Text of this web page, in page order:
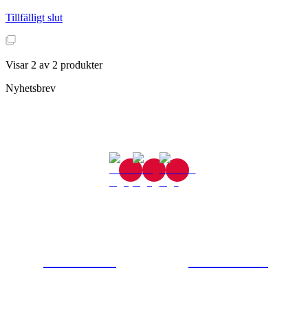
Tillfälligt slut
Visar2 av 2 produkter
Nyhetsbrev